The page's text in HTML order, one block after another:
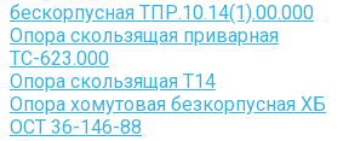
бескорпусная ТПР.10.14(1).00.000
Опора скользящая приварная
ТС-623.000
Опора скользящая Т14
Опора хомутовая безкорпусная ХБ
ОСТ 36-146-88